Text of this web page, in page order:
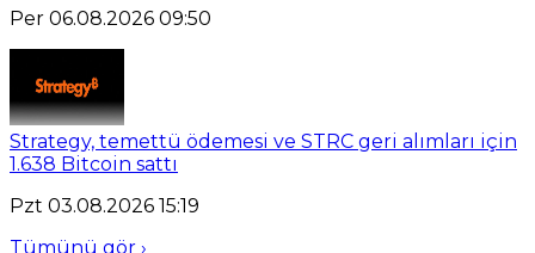
Per 06.08.2026 09:50
Strategy, temettü ödemesi ve STRC geri alımları için
1.638 Bitcoin sattı
Pzt 03.08.2026 15:19
Tümünü gör ›